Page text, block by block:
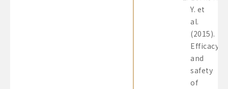
Y. et
al.
(2015).
Efficacy
and
safety
of